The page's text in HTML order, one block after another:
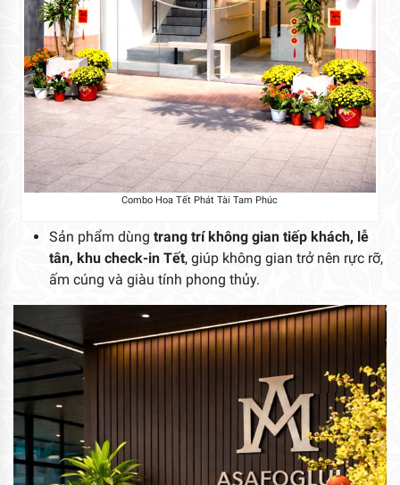
Combo Hoa Tết Phát Tài Tam Phúc
Sản phẩm dùng trang trí không gian tiếp khách, lễ
tân, khu check-in Tết, giúp không gian trở nên rực rỡ,
ấm cúng và giàu tính phong thủy.